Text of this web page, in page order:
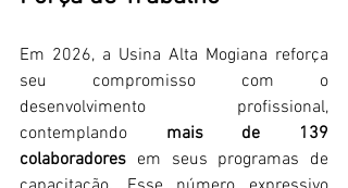
Em 2026, a Usina Alta Mogiana reforça
seu compromisso com o
desenvolvimento profissional,
contemplando mais de 139
colaboradores em seus programas de